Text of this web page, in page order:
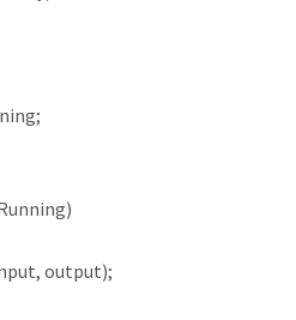
output);